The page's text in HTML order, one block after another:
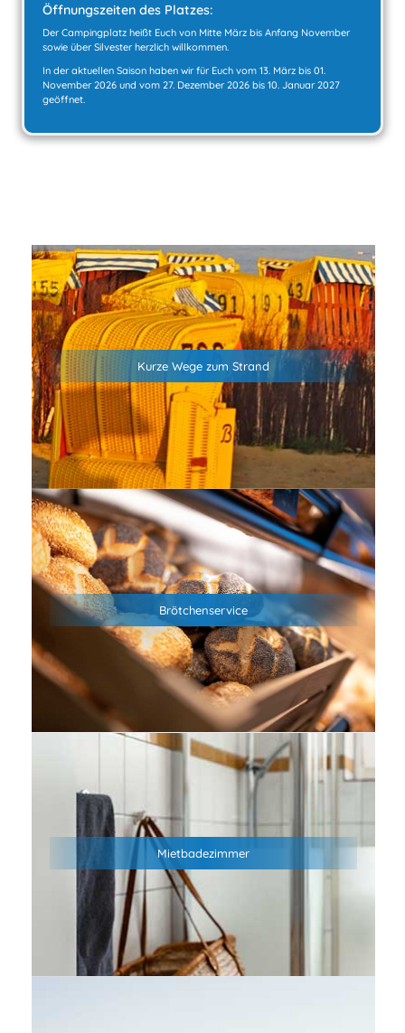
Öffnungszeiten des Platzes:
Der Campingplatz heißt Euch von Mitte März bis Anfang November
sowie über Silvester herzlich willkommen.
In der aktuellen Saison haben wir für Euch vom 13. März bis 01.
November 2026 und vom 27. Dezember 2026 bis 10. Januar 2027
geöffnet.
Kurze Wege zum Strand
Nur 800 Meter vom UNESCO-Weltnaturerbe Wattenmeer
und dem Sandstrand in Duhnen entfernt erwartet dich
abseits des Trubels Camping in der Natur. Genieße frische
Nordseeluft, unvergessliche Sonnenuntergänge und echtes
Nordsee-Feeling.
Brötchenservice
Wir bieten an allen sieben Wochentagen einen
morgendlichen Brötchenservice an. Bestelle die Brötchen
einfach am Vortag bis 15:30 und hole Sie entspannt am
nächsten Morgen ab 8:00 in der Rezeption ab. Wenn du
möchtest, kannst du auch eine Tageszeitung dazu bestellen
(BILD, BILD am Sonntag, Cuxhavener Nachrichten)
Mietbadezimmer
Genieße den Komfort eines privaten Mietbadezimmers–
sauber, modern und ganz für dich allein. Mehr Privatsphäre,
mehr Hygiene und entspannte Wohlfühlmomente machen
deinen Campingurlaub noch angenehmer. Ideal für Familien,
Paare und alle, die Camping mit zusätzlichem Komfort
verbinden möchten.